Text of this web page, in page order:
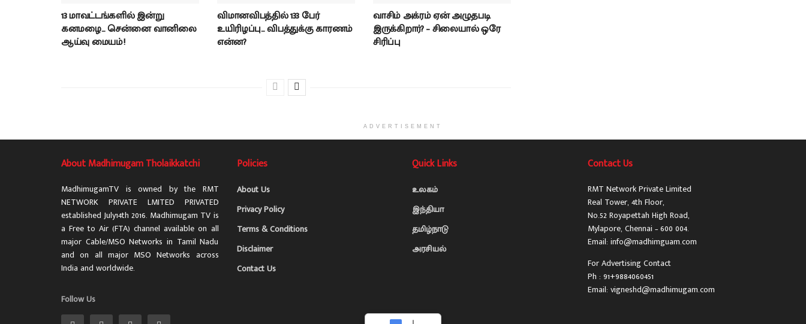
13 மாவட்டங்களில் இன்று
கனமழை… சென்னை வானிலை
ஆய்வு மையம்!
விமானவிபத்தில் 133 பேர்
உயிரிழப்பு… விபத்துக்கு காரணம்
என்ன?
வாசிம் அக்ரம் ஏன் அழுதபடி
இருக்கிறார்? – சிலையால் ஒரே
சிரிப்பு
ADVERTISEMENT
About Madhimugam Tholaikkatchi
MadhimugamTV is owned by the RMT
NETWORK PRIVATE LMITED PRIVATED
established July14th 2016. Madhimugam TV is
a Free to Air (FTA) channel available on all
major Cable/MSO Networks in Tamil Nadu
and on all major MSO Networks across
India and worldwide.
Follow Us
Policies
About Us
Privacy Policy
Terms & Conditions
Disclaimer
Contact Us
Quick Links
உலகம்
இந்தியா
தமிழ்நாடு
அரசியல்
Contact Us
RMT Network Private Limited
Real Tower, 4th Floor,
No.52 Royapettah High Road,
Mylapore, Chennai – 600 004.
Email: info@madhimguam.com
For Advertising Contact
Ph : 91+9884060451
Email: vigneshd@madhimugam.com